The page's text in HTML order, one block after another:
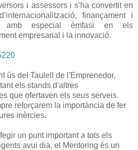
i assessors i s’ha convertit en
finançament i
amb especial èmfasi en els
empresarial i la innovació.
ús del Taulell de l'Emprenedor,
els stands d'altres
que ofertaven els seus serveis.
reforçarem la importància de fer
inèrcies.
un punt important a tots els
avui dia, el Mentoring és un